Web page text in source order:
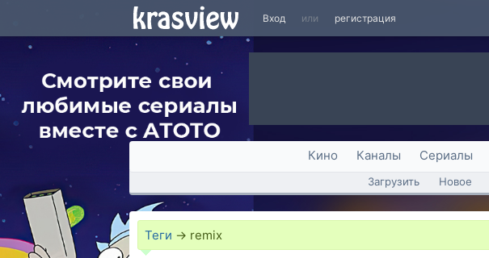
Вход или регистрация
Кино Каналы Сериалы
Загрузить Новое
Теги → remix